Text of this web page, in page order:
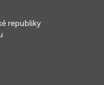
republiky